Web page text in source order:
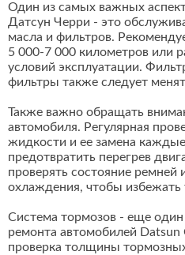
Один из самых важных
Датсун Черри - это
масла и фильтров.
5 000-7 000 километров или
условий эксплуатации.
фильтры также следует
Также важно обращать
автомобиля. Регулярная
жидкости и ее замена
предотвратить перегрев
проверять состояние ремней
охлаждения, чтобы избежать
Система тормозов - еще
ремонта автомобилей Datsun
проверка толщины